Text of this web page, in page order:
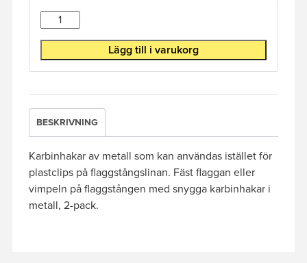
Antal
Lägg till i varukorg
BESKRIVNING
Karbinhakar av metall som kan användas istället för
plastclips på flaggstångslinan. Fäst flaggan eller
vimpeln på flaggstången med snygga karbinhakar i
metall, 2-pack.